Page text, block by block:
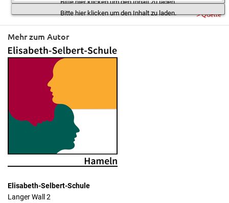
Bitte hier klicken um den Inhalt zu laden.
Bitte hier klicken um den Inhalt zu laden. > Quelle
Mehr zum Autor
Elisabeth-Selbert-Schule
Langer Wall 2